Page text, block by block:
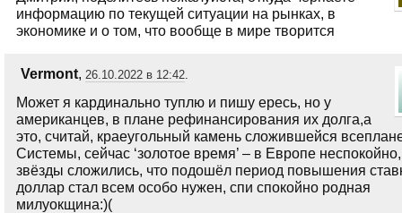
информацию по текущей ситуации на рынках, в
экономике и о том, что вообще в мире творится
Vermont, 26.10.2022 в 12:42.
Может я кардинально туплю и пишу ересь, но у
американцев, в плане рефинансирования их долга,а
это, считай, краеугольный камень сложившейся
Системы, сейчас ‘золотое время’ – в Европе неспокойно,
звёзды сложились, что подошёл период повышения
доллар стал всем особо нужен, спи спокойно родная
милуокщина:)(